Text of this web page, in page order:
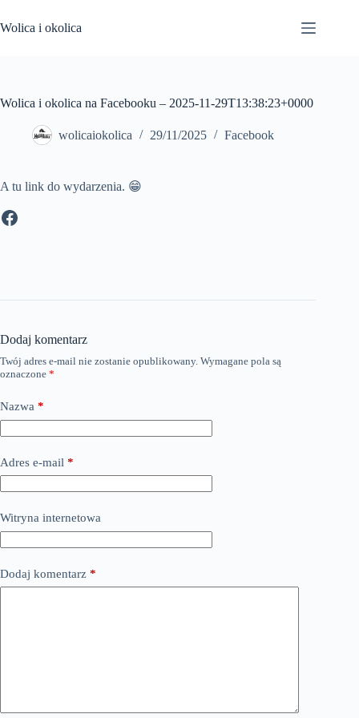
do
treści
Wolica i okolica
Wolica i okolica na Facebooku – 2025-11-29T13:38:23+0000
wolicaiokolica 29/11/2025 Facebook
A tu link do wydarzenia. 😁
Facebook
Dodaj komentarz
Twój adres e-mail nie zostanie opublikowany. Wymagane pola są
oznaczone *
Nazwa *
Adres e-mail *
Witryna internetowa
Dodaj komentarz *